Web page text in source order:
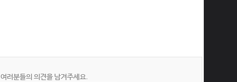
여러분들의 의견을 남겨주세요.